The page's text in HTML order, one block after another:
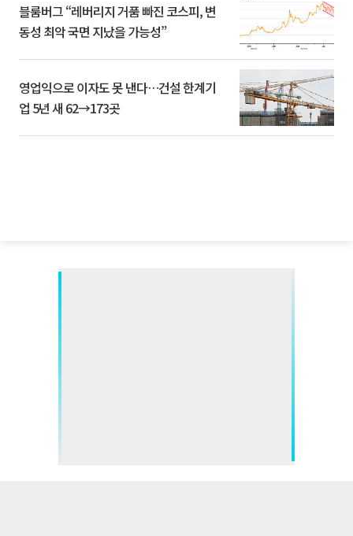
블룸버그 “레버리지 거품 빠진 코스피, 변
동성 최악 국면 지났을 가능성”
영업익으로 이자도 못 낸다…건설 한계기
업 5년 새 62→173곳